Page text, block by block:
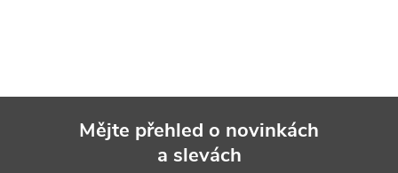
Mějte přehled o novinkách
a slevách